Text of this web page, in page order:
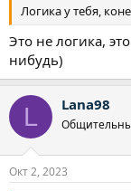
Логика у тебя,
Это не логика,
нибудь)
L Lana98
Окт 2, 2023